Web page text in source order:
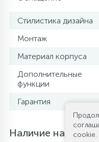
Стилистика дизайна
Монтаж
Материал корпуса
Дополнительные
функции
Гарантия
Наличие на складе
cookie.